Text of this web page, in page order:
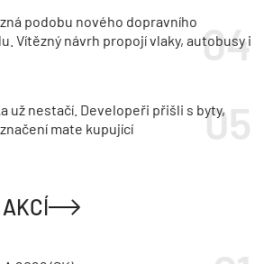
podobu nového dopravního
Vítězný návrh propojí vlaky, autobusy i
už nestačí. Developeři přišli s byty,
mate kupující